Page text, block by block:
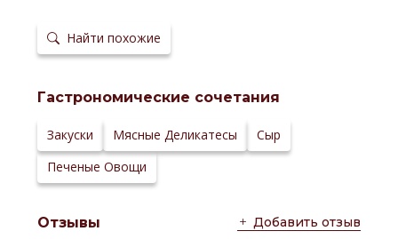
сервировки:
Сайт
производителя:
Найти похожие
Гастрономические сочетания
Закуски Мясные Деликатесы
Сыр
Печеные Овощи
Отзывы Добавить отзыв